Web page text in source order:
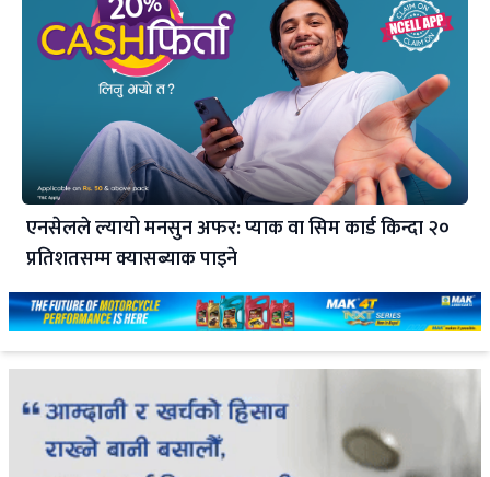
एनसेलले ल्यायो मनसुन अफर: प्याक वा सिम कार्ड किन्दा २०
प्रतिशतसम्म क्यासब्याक पाइने